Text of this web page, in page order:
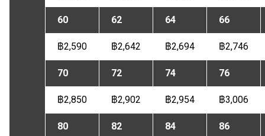
60 62 64 66
฿2,590 ฿2,642 ฿2,694 ฿2,746
70 72 74 76
฿2,850 ฿2,902 ฿2,954 ฿3,006
80 82 84 86